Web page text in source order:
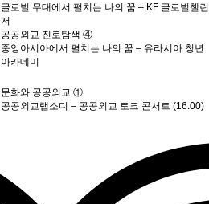
글로벌 무대에서 펼치는 나의 꿈 – KF 글로벌챌린
저
공공외교 진로탐색 ④
중앙아시아에서 펼치는 나의 꿈 – 유라시아 청년
아카데미
문화와 공공외교 ①
공공외교랩소디 – 공공외교 토크 콘서트 (16:00)